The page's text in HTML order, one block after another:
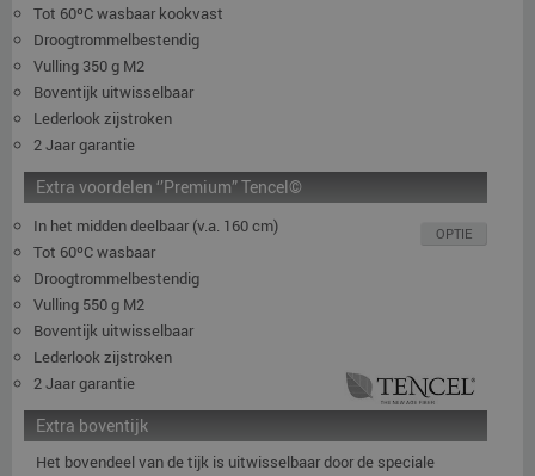
Tot 60ºC wasbaar kookvast
Droogtrommelbestendig
Vulling 350 g M2
Boventijk uitwisselbaar
Lederlook zijstroken
2 Jaar garantie
OPTIE
Extra voordelen ‘’Premium” Tencel©
In het midden deelbaar (v.a. 160 cm)
Tot 60ºC wasbaar
Droogtrommelbestendig
Vulling 550 g M2
Boventijk uitwisselbaar
Lederlook zijstroken
2 Jaar garantie
Extra boventijk
Het bovendeel van de tijk is uitwisselbaar door de speciale